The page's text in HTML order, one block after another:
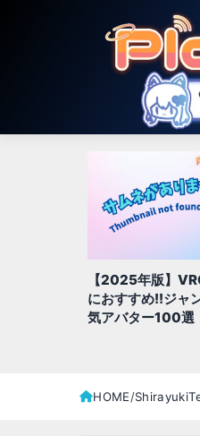
【2025年版】
におすすめ!!ジャ
気アバター100選
HOME